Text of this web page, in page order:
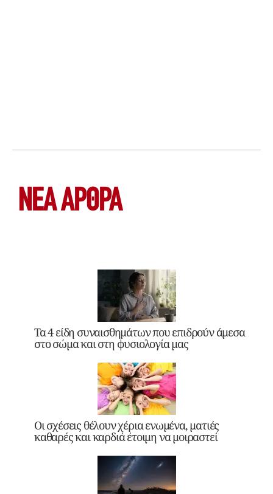
ΝΕΑ ΆΡΘΡΑ
Τα 4 είδη συναισθημάτων που επιδρούν άμεσα
στο σώμα και στη φυσιολογία μας
Οι σχέσεις θέλουν χέρια ενωμένα, ματιές
καθαρές και καρδιά έτοιμη να μοιραστεί